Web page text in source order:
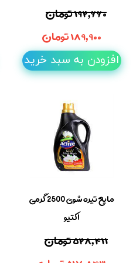
۱۹۲,۶۶۰ تومان
۱۸۹,۹۰۰ تومان
افزودن به سبد خرید
مایع تیره شوی 2500 گرمی
اکتیو
۵۲۸,۴۱۱ تومان